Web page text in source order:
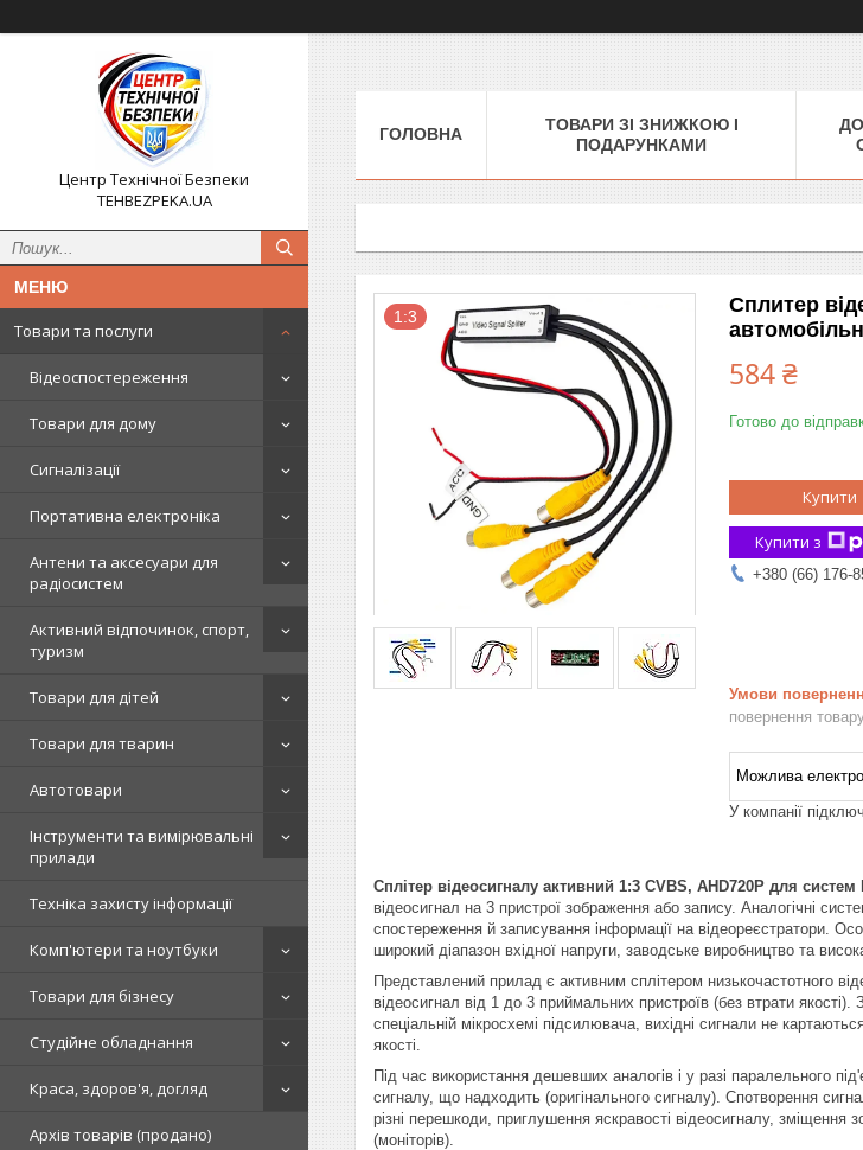
Центр Технічної Безпеки
TEHBEZPEKA.UA
Товари та послуги
Відеоспостереження
Товари для дому
Сигналізації
Портативна електроніка
Антени та аксесуари для
радіосистем
Активний відпочинок, спорт,
туризм
Товари для дітей
Товари для тварин
Автотовари
Інструменти та вимірювальні
прилади
Техніка захисту інформації
Комп'ютери та ноутбуки
Товари для бізнесу
Студійне обладнання
Краса, здоров'я, догляд
Архів товарів (продано)
ГОЛОВНА
ТОВАРИ ЗІ ЗНИЖКОЮ І
ПОДАРУНКАМИ
1:3
Сплитер
584 ₴
Готово до
Купити
Купити з
+380 (66) 176-
повернення
У компанії
Сплітер відеосигналу активний 1:3 CVBS, AHD720P для систем
відеосигнал на 3 пристрої зображення або запису. Аналогічні
спостереження й записування інформації на відеореєстратори.
широкий діапазон вхідної напруги, заводське виробництво та
Представлений прилад є активним сплітером низькочастотного
відеосигнал від 1 до 3 приймальних пристроїв (без втрати
спеціальній мікросхемі підсилювача, вихідні сигнали не
якості.
Під час використання дешевших аналогів і у разі паралельного
сигналу, що надходить (оригінального сигналу). Спотворення
різні перешкоди, приглушення яскравості відеосигналу,
(моніторів).